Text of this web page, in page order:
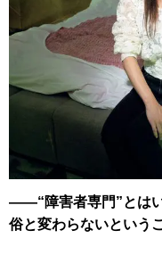
――“障害者専門”とは
俗と変わらないという